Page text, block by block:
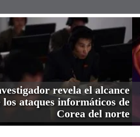
revela el alcance
los ataques informáticos de
Corea del norte